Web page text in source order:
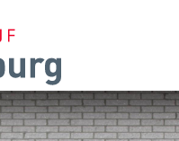
Over ons